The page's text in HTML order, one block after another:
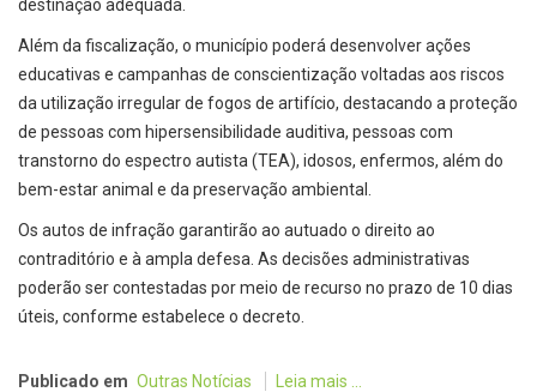
destinação adequada.
Além da fiscalização, o município poderá desenvolver ações
educativas e campanhas de conscientização voltadas aos riscos
da utilização irregular de fogos de artifício, destacando a proteção
de pessoas com hipersensibilidade auditiva, pessoas com
transtorno do espectro autista (TEA), idosos, enfermos, além do
bem-estar animal e da preservação ambiental.
Os autos de infração garantirão ao autuado o direito ao
contraditório e à ampla defesa. As decisões administrativas
poderão ser contestadas por meio de recurso no prazo de 10 dias
úteis, conforme estabelece o decreto.
Publicado em Outras Notícias Leia mais ...